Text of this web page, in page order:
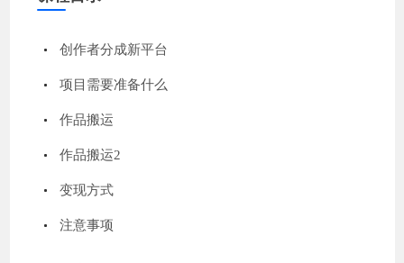
创作者分成新平台
项目需要准备什么
作品搬运
作品搬运2
变现方式
注意事项